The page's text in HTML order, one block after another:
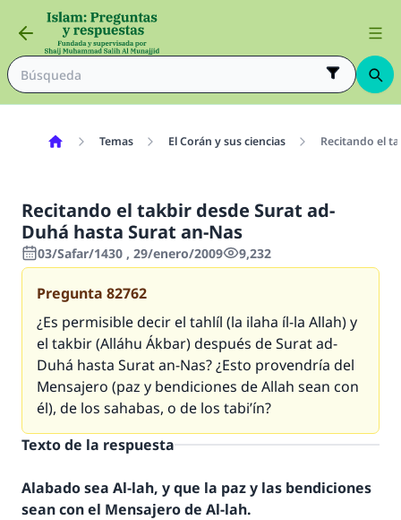
Temas El Corán y sus ciencias Recitando el
Recitando el takbir desde Surat ad-
Duhá hasta Surat an-Nas
03/Safar/1430 , 29/enero/2009 9,232
Pregunta 82762
¿Es permisible decir el tahlíl (la ilaha íl-la Allah) y
el takbir (Alláhu Ákbar) después de Surat ad-
Duhá hasta Surat an-Nas? ¿Esto provendría del
Mensajero (paz y bendiciones de Allah sean con
él), de los sahabas, o de los tabi’ín?
Texto de la respuesta
Alabado sea Al-lah, y que la paz y las bendiciones
sean con el Mensajero de Al-lah.